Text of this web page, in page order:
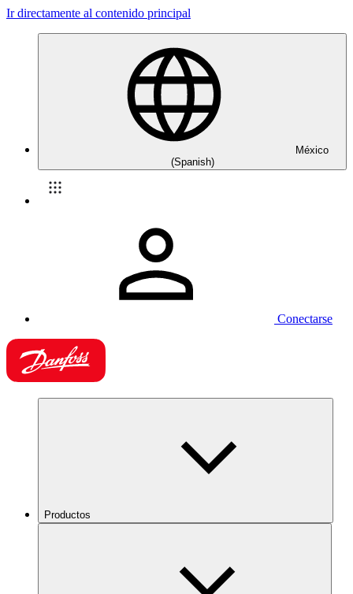
Ir directamente al contenido principal
México
(Spanish)
Conectarse
Productos